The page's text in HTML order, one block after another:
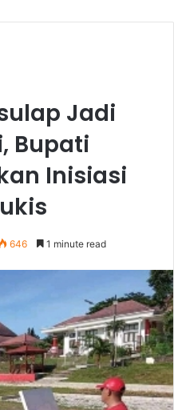
Jadi
Bupati
Inisiasi
646 1 minute read